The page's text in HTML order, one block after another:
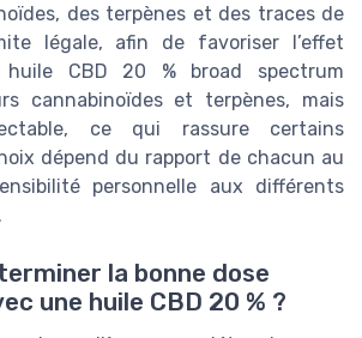
des terpènes et des traces de
légale, afin de favoriser l’effet
huile CBD 20 % broad spectrum
cannabinoïdes et terpènes, mais
ce qui rassure certains
dépend du rapport de chacun au
personnelle aux différents
la bonne dose
une huile CBD 20 % ?